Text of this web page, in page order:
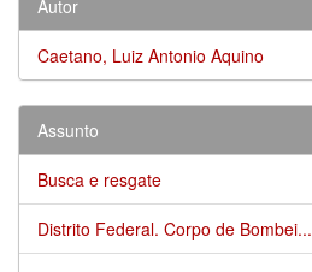
Autor
Caetano, Luiz Antonio Aquino
Assunto
Busca e resgate
Distrito Federal. Corpo de Bombei...